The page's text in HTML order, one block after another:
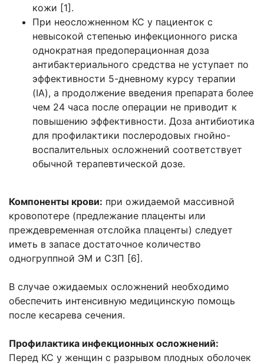
кожи [1].
При неосложненном КС у пациенток с
невысокой степенью инфекционного риска
однократная предоперационная доза
антибактериального средства не уступает по
эффективности 5-дневному курсу терапии
(IA), а продолжение введения препарата более
чем 24 часа после операции не приводит к
повышению эффективности. Доза антибиотика
для профилактики послеродовых гнойно-
воспалительных осложнений соответствует
обычной терапевтической дозе.
Компоненты крови: при ожидаемой массивной
кровопотере (предлежание плаценты или
преждевременная отслойка плаценты) следует
иметь в запасе достаточное количество
одногруппной ЭМ и СЗП [6].
В случае ожидаемых осложнений необходимо
обеспечить интенсивную медицинскую помощь
после кесарева сечения.
Профилактика инфекционных осложнений:
Перед КС у женщин с разрывом плодных оболочек